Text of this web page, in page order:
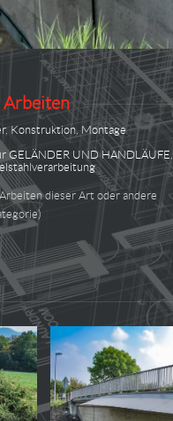
, Konstruktion, Montage
GELÄNDER UND HANDLÄUFE
dieser Art oder andere